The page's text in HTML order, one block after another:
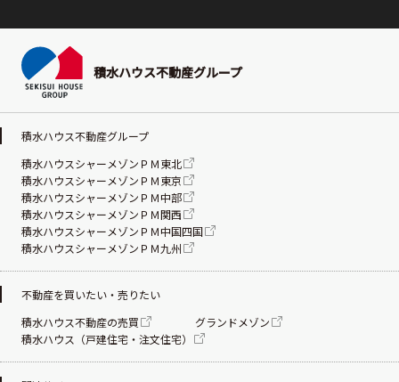
積水ハウス不動産グループ
積水ハウス不動産グループ
積水ハウスシャーメゾンＰＭ東北
積水ハウスシャーメゾンＰＭ東京
積水ハウスシャーメゾンＰＭ中部
積水ハウスシャーメゾンＰＭ関西
積水ハウスシャーメゾンＰＭ中国四国
積水ハウスシャーメゾンＰＭ九州
不動産を買いたい・売りたい
積水ハウス不動産の売買
グランドメゾン
積水ハウス（戸建住宅・注文住宅）